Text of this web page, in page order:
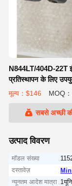
N844LT/404D-22T
प्रतिस्थापन के लिए
मूल्य：$146 MOQ
सबसे अच्छी
उत्पाद विवरण
मॉडल संख्या
दस्तावेज़
न्यूनतम आदेश मात्रा